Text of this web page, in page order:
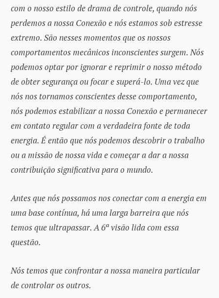
com o nosso estilo de drama de controle, quando nós
perdemos a nossa Conexão e nós estamos sob estresse
extremo. São nesses momentos que os nossos
comportamentos mecânicos inconscientes surgem. Nós
podemos optar por ignorar e reprimir o nosso método
de obter segurança ou focar e superá-lo. Uma vez que
nós nos tornamos conscientes desse comportamento,
nós podemos estabilizar a nossa Conexão e permanecer
em contato regular com a verdadeira fonte de toda
energia. É então que nós podemos descobrir o trabalho
ou a missão de nossa vida e começar a dar a nossa
contribuição significativa para o mundo.
Antes que nós possamos nos conectar com a energia em
uma base contínua, há uma larga barreira que nós
temos que ultrapassar. A 6ª visão lida com essa
questão.
Nós temos que confrontar a nossa maneira particular
de controlar os outros.